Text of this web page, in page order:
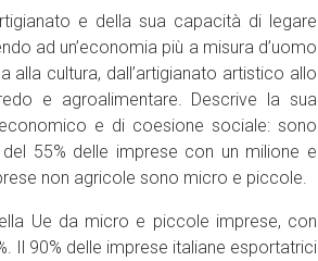
e della sua capacità di legare
ad un’economia più a misura d’uomo
cultura, dall’artigianato artistico allo
e agroalimentare. Descrive la sua
e di coesione sociale: sono
55% delle imprese con un milione e
non agricole sono micro e piccole.
Ue da micro e piccole imprese, con
Il 90% delle imprese italiane esportatrici